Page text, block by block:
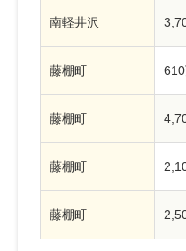
南軽井沢
藤棚町
藤棚町
藤棚町
藤棚町